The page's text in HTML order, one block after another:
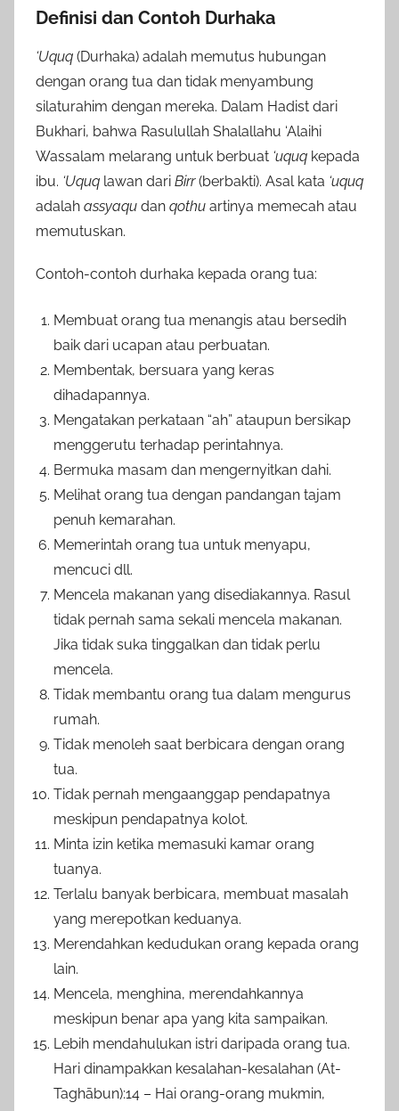
n
Definisi dan Contoh Durhaka
‘Uquq (Durhaka) adalah memutus hubungan
dengan orang tua dan tidak menyambung
silaturahim dengan mereka. Dalam Hadist dari
Bukhari, bahwa Rasulullah Shalallahu ‘Alaihi
Wassalam melarang untuk berbuat ‘uquq kepada
ibu. ‘Uquq lawan dari Birr(berbakti). Asal kata ‘uquq
adalah assyaqu dan qothu artinya memecah atau
memutuskan.
Contoh-contoh durhaka kepada orang tua:
Membuat orang tua menangis atau bersedih
baik dari ucapan atau perbuatan.
Membentak, bersuara yang keras
dihadapannya.
Mengatakan perkataan “ah” ataupun bersikap
menggerutu terhadap perintahnya.
Bermuka masam dan mengernyitkan dahi.
Melihat orang tua dengan pandangan tajam
penuh kemarahan.
Memerintah orang tua untuk menyapu,
mencuci dll.
Mencela makanan yang disediakannya. Rasul
tidak pernah sama sekali mencela makanan.
Jika tidak suka tinggalkan dan tidak perlu
mencela.
Tidak membantu orang tua dalam mengurus
rumah.
Tidak menoleh saat berbicara dengan orang
tua.
Tidak pernah mengaanggap pendapatnya
meskipun pendapatnya kolot.
Minta izin ketika memasuki kamar orang
tuanya.
Terlalu banyak berbicara, membuat masalah
yang merepotkan keduanya.
Merendahkan kedudukan orang kepada orang
lain.
Mencela, menghina, merendahkannya
meskipun benar apa yang kita sampaikan.
Lebih mendahulukan istri daripada orang tua.
Hari dinampakkan kesalahan-kesalahan (At-
Taghābun):14 – Hai orang-orang mukmin,